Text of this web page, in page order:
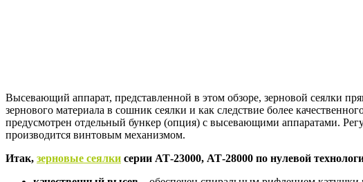
Высевающий аппарат, представленной в этом обзоре, зерновой сеялки
зернового материала в сошник сеялки и как следствие более
предусмотрен отдельный бункер (опция) с высевающими аппаратами.
производится винтовым механизмом.
Итак, зерновые сеялки серии АТ-23000, АТ-28000 по нулевой